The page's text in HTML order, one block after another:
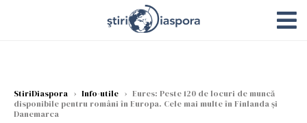
StiriDiaspora › Info-utile › Eures: Peste 120 de locuri de muncă
disponibile pentru români în Europa. Cele mai multe în Finlanda și
Danemarca